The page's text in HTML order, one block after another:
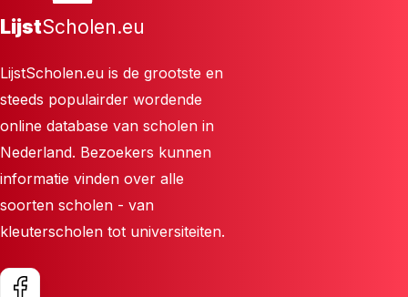
LijstScholen.eu
LijstScholen.eu is de grootste en
steeds populairder wordende
online database van scholen in
Nederland. Bezoekers kunnen
informatie vinden over alle
soorten scholen - van
kleuterscholen tot universiteiten.